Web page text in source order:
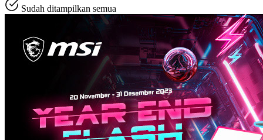
Sudah ditampilkan semua